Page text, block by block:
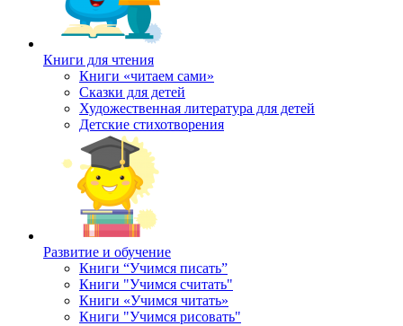
Книги для чтения
Книги «читаем сами»
Сказки для детей
Художественная литература для детей
Детские стихотворения
Развитие и обучение
Книги “Учимся писать”
Книги "Учимся считать"
Книги «Учимся читать»
Книги "Учимся рисовать"